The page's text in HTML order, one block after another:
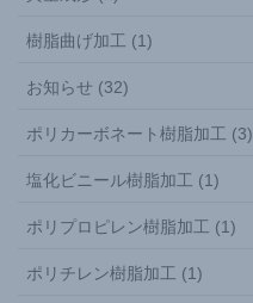
樹脂曲げ加工 (1)
お知らせ (32)
ポリカーボネート樹脂加工 (3)
塩化ビニール樹脂加工 (1)
ポリプロピレン樹脂加工 (1)
ポリチレン樹脂加工 (1)